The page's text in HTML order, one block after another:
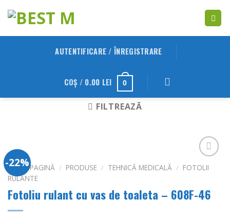
AUTENTIFICARE / ÎNREGISTRARE
COȘ / 0.00 LEI 0
FILTREAZĂ
-22%
Adauga
PRIMA PAGINĂ / PRODUSE / TEHNICĂ MEDICALĂ / FOTOLII
RULANTE
Fotoliu rulant cu vas de toaleta – 608F-46